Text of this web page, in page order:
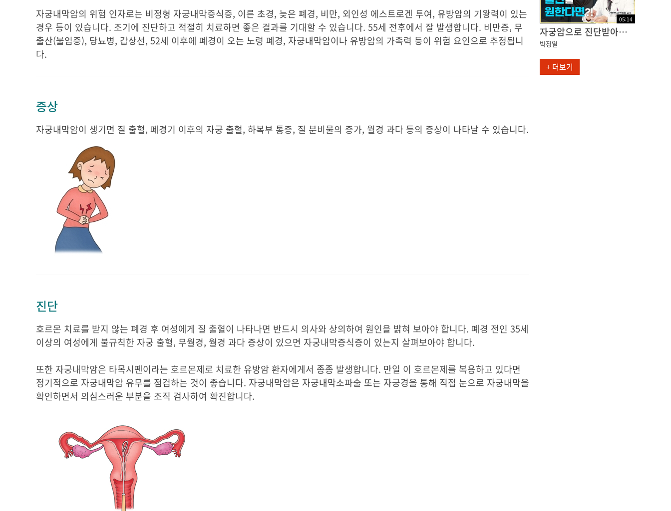
자궁내막암의 위험 인자로는 비정형 자궁내막증식증, 이른 초경, 늦은 폐경, 비만, 외인성 에스트로겐 투여, 유방암의 기왕력이 있는
경우 등이 있습니다. 조기에 진단하고 적절히 치료하면 좋은 결과를 기대할 수 있습니다. 55세 전후에서 잘 발생합니다. 비만증, 무
출산(불임증), 당뇨병, 갑상선, 52세 이후에 폐경이 오는 노령 폐경, 자궁내막암이나 유방암의 가족력 등이 위험 요인으로 추정됩니
다.
증상
자궁내막암이 생기면 질 출혈, 폐경기 이후의 자궁 출혈, 하복부 통증, 질 분비물의 증가, 월경 과다 등의 증상이 나타날 수 있습니다.
진단
호르몬 치료를 받지 않는 폐경 후 여성에게 질 출혈이 나타나면 반드시 의사와 상의하여 원인을 밝혀 보아야 합니다. 폐경 전인 35세
이상의 여성에게 불규칙한 자궁 출혈, 무월경, 월경 과다 증상이 있으면 자궁내막증식증이 있는지 살펴보아야 합니다.
또한 자궁내막암은 타목시펜이라는 호르몬제로 치료한 유방암 환자에게서 종종 발생합니다. 만일 이 호르몬제를 복용하고 있다면
정기적으로 자궁내막암 유무를 점검하는 것이 좋습니다. 자궁내막암은 자궁내막소파술 또는 자궁경을 통해 직접 눈으로 자궁내막을
확인하면서 의심스러운 부분을 조직 검사하여 확진합니다.
05:14
자궁암으로 진단받아도 출산을 할 수 있나요?
박정열
+ 더보기